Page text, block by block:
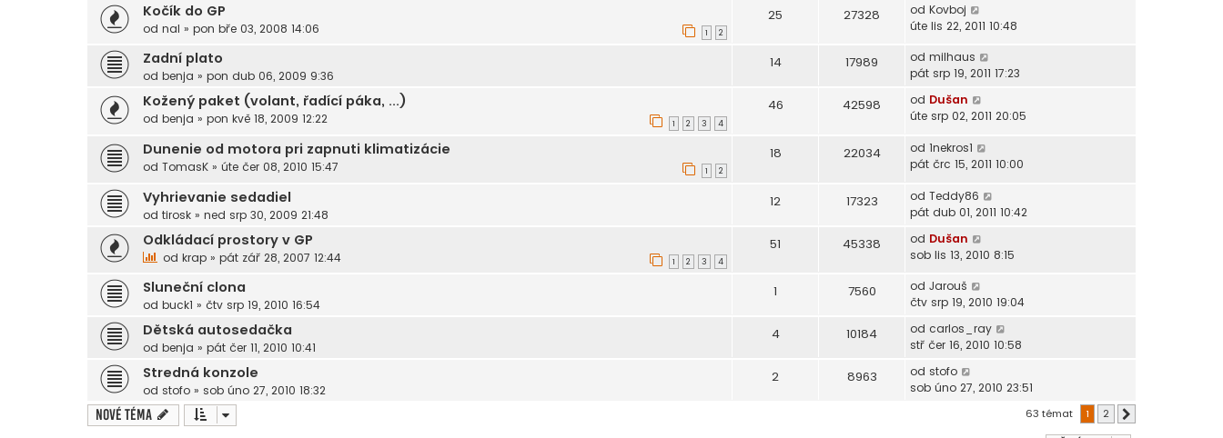
Kočík do GP
od nal » pon bře 03, 2008 14:06 1 2
25 27328 od Kovboj
úte lis 22, 2011 10:48
Zadní plato
od benja » pon dub 06, 2009 9:36
14 17989 od milhaus
pát srp 19, 2011 17:23
Kožený paket (volant, řadící páka, ...)
od benja » pon kvě 18, 2009 12:22 1 2 3 4
46 42598 od Dušan
úte srp 02, 2011 20:05
Dunenie od motora pri zapnuti klimatizácie
od TomasK » úte čer 08, 2010 15:47 1 2
18 22034 od 1nekros1
pát črc 15, 2011 10:00
Vyhrievanie sedadiel
od tirosk » ned srp 30, 2009 21:48
12 17323 od Teddy86
pát dub 01, 2011 10:42
Odkládací prostory v GP
od krap » pát zář 28, 2007 12:44 1 2 3 4
51 45338 od Dušan
sob lis 13, 2010 8:15
Sluneční clona
od buck1 » čtv srp 19, 2010 16:54
1 7560 od Jarouš
čtv srp 19, 2010 19:04
Dětská autosedačka
od benja » pát čer 11, 2010 10:41
4 10184 od carlos_ray
stř čer 16, 2010 10:58
Stredná konzole
od stofo » sob úno 27, 2010 18:32
2 8963 od stofo
sob úno 27, 2010 23:51
Nové téma 63 témat 1 2